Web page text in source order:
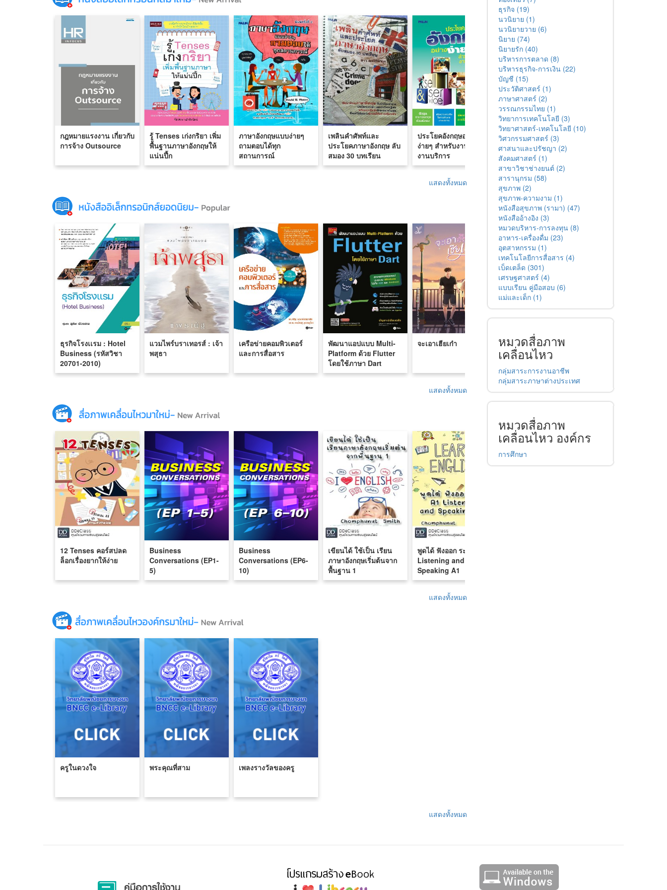
กฎหมายแรงงาน เกี่ยวกับ
การจ้าง Outsource
รู้ Tenses เก่งกริยา เพิ่ม
พื้นฐานภาษาอังกฤษให้
แน่นปึ้ก
ภาษาอังกฤษแบบง่ายๆ
ถามตอบได้ทุก
สถานการณ์
เพลินคำศัพท์และ
ประโยคภาษาอังกฤษ ลับ
สมอง 30 บทเรียน
ประโยคอังกฤษอย่าง
ง่ายๆ สำหรับงานขาย-
งานบริการ
กฎหมายควรรู้ในชีวิต
ประจำวัน
แสดงทั้งหมด
ธุรกิจโรงเเรม : Hotel
Business (รหัสวิชา
20701-2010)
แวมไพร์บราเทอรส์ : เจ้า
พสุธา
เครือข่ายคอมพิวเตอร์
และการสื่อสาร
พัฒนาแอปแบบ Multi-
Platform ด้วย Flutter
โดยใช้ภาษา Dart
จะเอาเฮียเก๋า
ภารกิจตามสามีกลับ
สวรรค์
แสดงทั้งหมด
12 Tenses คอร์สปลด
ล็อกเรื่องยากให้ง่าย
Business
Conversations (EP1-
5)
Business
Conversations (EP6-
10)
เขียนได้ ใช้เป็น เรียน
ภาษาอังกฤษเริ่มต้นจาก
พื้นฐาน 1
พูดได้ ฟังออก ระดับ A1
Listening and
Speaking A1
แสดงทั้งหมด
ครูในดวงใจ พระคุณที่สาม เพลงรางวัลของครู
แสดงทั้งหมด
ธุรกิจ (19)
นวนิยาย (1)
นวนิยายวาย (6)
นิยาย (74)
นิยายรัก (40)
บริหารการตลาด (8)
บริหารธุรกิจ-การเงิน (22)
บัญชี (15)
ประวัติศาสตร์ (1)
ภาษาศาสตร์ (2)
วรรณกรรมไทย (1)
วิทยาการเทคโนโลยี (3)
วิทยาศาสตร์-เทคโนโลยี (10)
วิศวกรรมศาสตร์ (3)
ศาสนาและปรัชญา (2)
สังคมศาสตร์ (1)
สาขาวิชาช่างยนต์ (2)
สารานุกรม (58)
สุขภาพ (2)
สุขภาพ-ความงาม (1)
หนังสือสุขภาพ (รามา) (47)
หนังสืออ้างอิง (3)
หมวดบริหาร-การลงทุน (8)
อาหาร-เครื่องดื่ม (23)
อุตสาหกรรม (1)
เทคโนโลยีการสื่อสาร (4)
เบ็ดเตล็ด (301)
เศรษฐศาสตร์ (4)
แบบเรียน คู่มือสอบ (6)
แม่และเด็ก (1)
หมวดสื่อภาพ
เคลื่อนไหว
กลุ่มสาระการงานอาชีพ
กลุ่มสาระภาษาต่างประเทศ
หมวดสื่อภาพ
เคลื่อนไหว องค์กร
การศึกษา